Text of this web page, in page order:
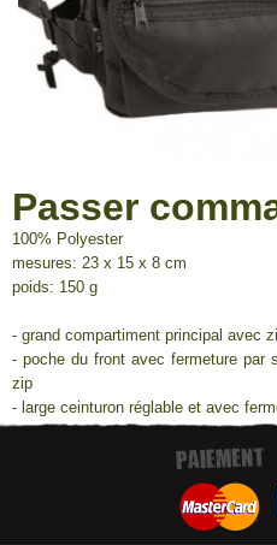
Passer
100% Polyester
mesures: 23 x 15 x 8 cm
poids: 150 g
- grand compartiment principal avec
- poche du front avec fermeture par
zip
- large ceinturon réglable et avec